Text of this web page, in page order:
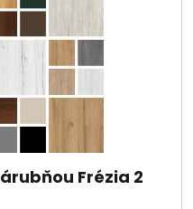
Frézia 2